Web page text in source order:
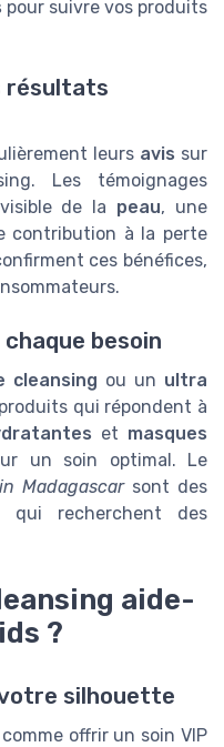
pour suivre vos produits
résultats
leurs avis sur
Les témoignages
de la peau, une
contribution à la perte
ces bénéfices,
besoin
cleansing ou un ultra
qui répondent à
et masques
un soin optimal. Le
Madagascarsont des
qui recherchent des
aide-
?
silhouette
offrir un soin VIP